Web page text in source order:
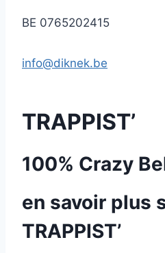
BE 0765202415
info@diknek.be
TRAPPIST’
100% Crazy
en savoir plus
TRAPPIST’